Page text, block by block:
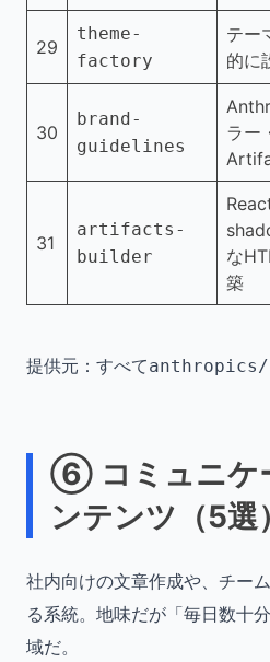
29
theme-
factory
テー
的に
30
brand-
guidelines
ラー
31
artifacts-
builder
な
築
提供元：すべて
⑥ コミュニケ
ンテンツ（5選）
社内向けの文章作成や、チー
る系統。地味だが「毎日数十
域だ。